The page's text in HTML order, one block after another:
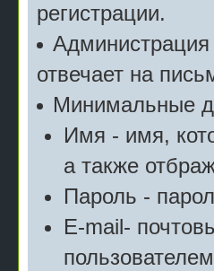
регистрации.
Администрация
отвечает на
Минимальные
Имя - имя,
а также
Пароль -
E-mail-